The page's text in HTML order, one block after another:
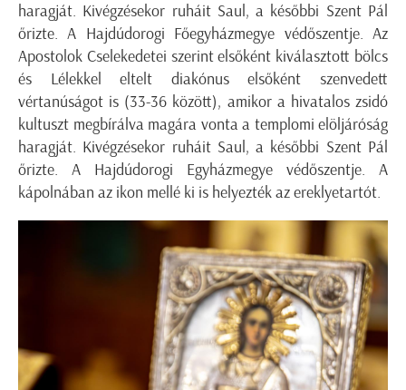
haragját. Kivégzésekor ruháit Saul, a későbbi Szent Pál
őrizte. A Hajdúdorogi Főegyházmegye védőszentje. Az
Apostolok Cselekedetei szerint elsőként kiválasztott bölcs
és Lélekkel eltelt diakónus elsőként szenvedett
vértanúságot is (33-36 között), amikor a hivatalos zsidó
kultuszt megbírálva magára vonta a templomi elöljáróság
haragját. Kivégzésekor ruháit Saul, a későbbi Szent Pál
őrizte. A Hajdúdorogi Egyházmegye védőszentje. A
kápolnában az ikon mellé ki is helyezték az ereklyetartót.